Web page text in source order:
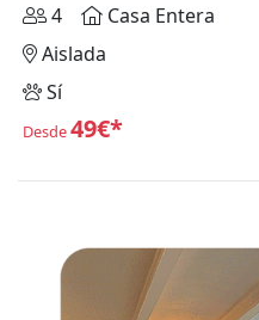
4
Casa Entera
Aislada
Sí
Desde49€*